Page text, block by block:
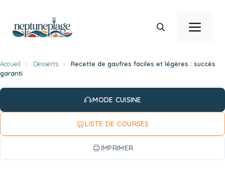
contenu
Accueil › Desserts ›
Recette de gaufres faciles et légères : succès
garanti
MODE CUISINE
LISTE DE COURSES
IMPRIMER